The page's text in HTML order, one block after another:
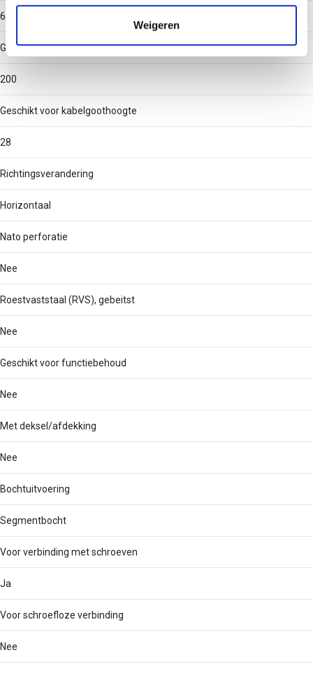
verzameld op basis van uw gebruik van hun services.
Weigeren
60
Geschikt voor kabelgootbreedte
200
Geschikt voor kabelgoothoogte
28
Richtingsverandering
Horizontaal
Nato perforatie
Nee
Roestvaststaal (RVS), gebeitst
Nee
Geschikt voor functiebehoud
Nee
Met deksel/afdekking
Nee
Bochtuitvoering
Segmentbocht
Voor verbinding met schroeven
Ja
Voor schroefloze verbinding
Nee